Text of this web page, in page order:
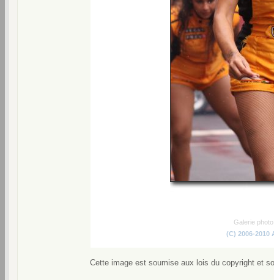
Galerie
(C) 2006-2010
Cette image est soumise aux lois du copyright et